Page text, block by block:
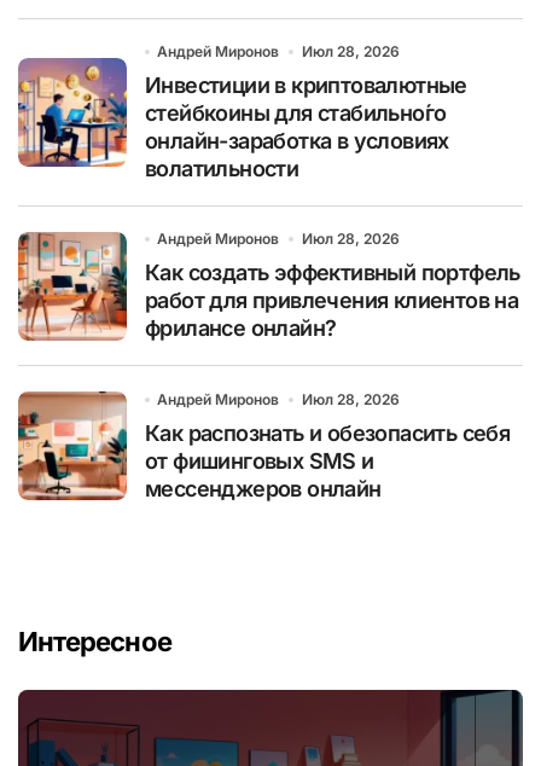
Андрей Миронов Июл 28, 2026
Инвестиции в криптовалютные
стейбкоины для стабильно́го
онлайн-заработка в условиях
волатильности
Андрей Миронов Июл 28, 2026
Как создать эффективный портфель
работ для привлечения клиентов на
фрилансе онлайн?
Андрей Миронов Июл 28, 2026
Как распознать и обезопасить себя
от фишинговых SMS и
мессенджеров онлайн
Интересное